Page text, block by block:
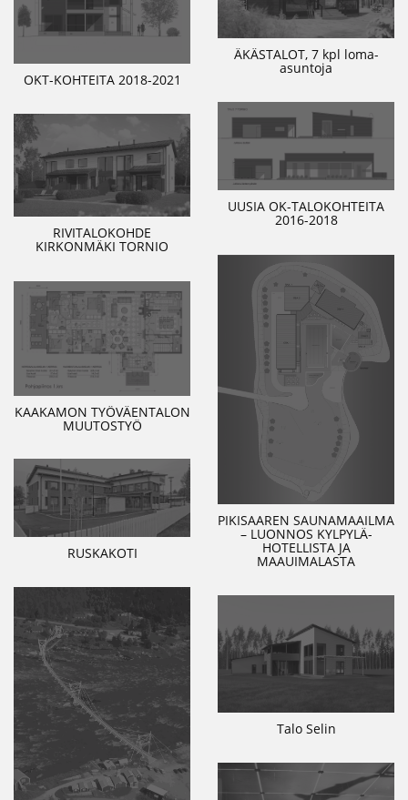
ÄKÄSTALOT, 7 kpl loma-
asuntoja
OKT-KOHTEITA 2018-2021
UUSIA OK-TALOKOHTEITA
2016-2018
RIVITALOKOHDE
KIRKONMÄKI TORNIO
PIKISAAREN SAUNAMAAILMA
– LUONNOS KYLPYLÄ-
HOTELLISTA JA
MAAUIMALASTA
KAAKAMON TYÖVÄENTALON
MUUTOSTYÖ
RUSKAKOTI
Talo Selin